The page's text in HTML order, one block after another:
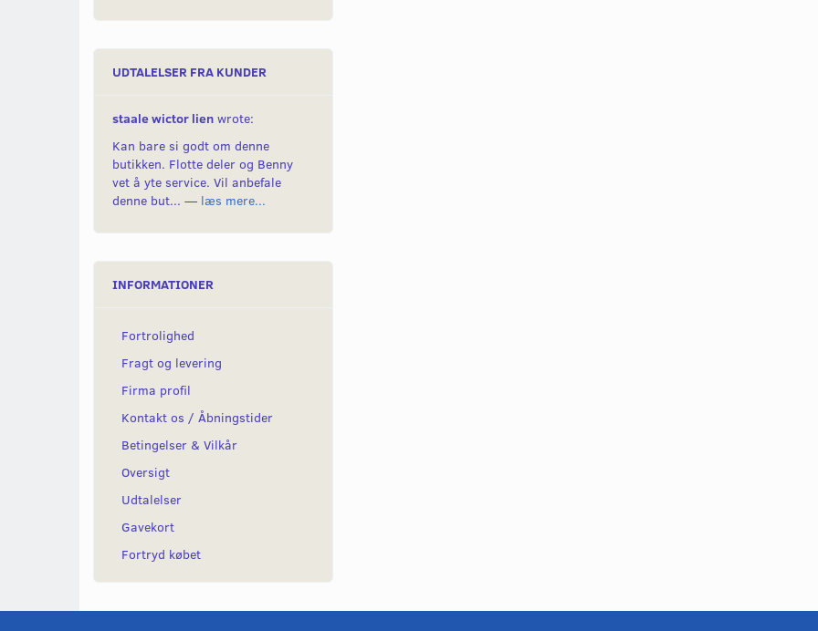
UDTALELSER FRA KUNDER
staale wictor lien wrote:
Kan bare si godt om denne
butikken. Flotte deler og Benny
vet å yte service. Vil anbefale
denne but... — læs mere...
INFORMATIONER
Fortrolighed
Fragt og levering
Firma profil
Kontakt os / Åbningstider
Betingelser & Vilkår
Oversigt
Udtalelser
Gavekort
Fortryd købet